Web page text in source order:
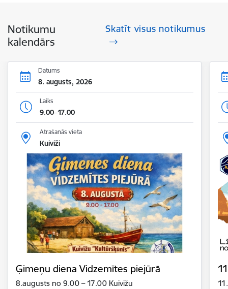
Notikumu
kalendārs
Skatīt visus notikumus
Datums
8. augusts, 2026
Laiks
9.00–17.00
Atrašanās vieta
Kuiviži
Ģimeņu diena Vidzemītes piejūrā
8.augusts no 9.00 – 17.00 Kuivižu